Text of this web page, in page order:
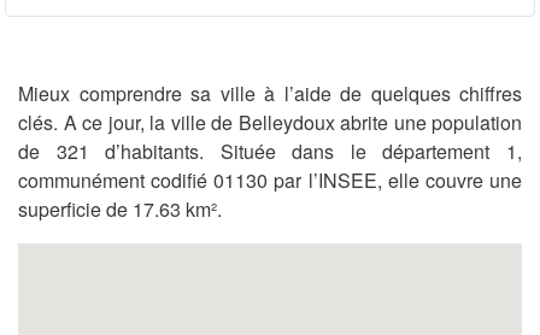
Mieux comprendre sa ville à l’aide de quelques chiffres
clés. A ce jour, la ville de Belleydoux abrite une population
de 321 d’habitants. Située dans le département 1,
communément codifié 01130 par l’INSEE, elle couvre une
superficie de 17.63 km².